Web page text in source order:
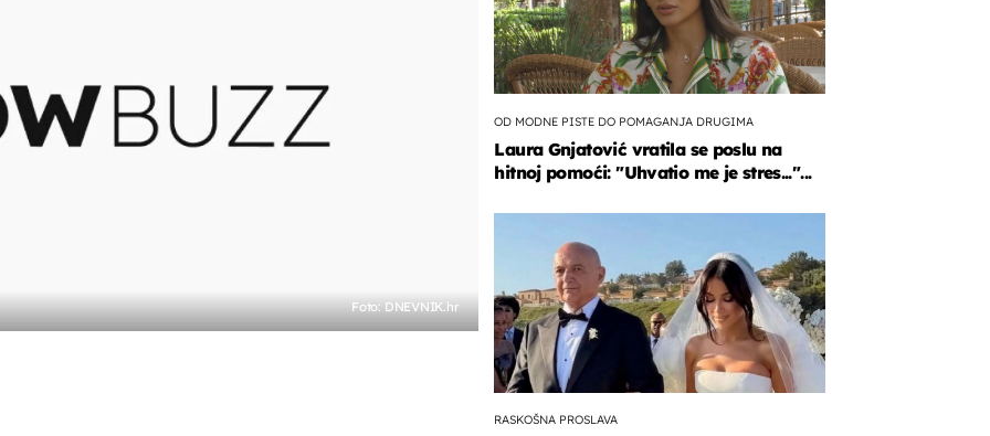
Foto: DNEVNIK.hr
OD MODNE PISTE DO POMAGANJA DRUGIMA
Laura Gnjatović vratila se poslu na
hitnoj pomoći: "Uhvatio me je stres..."...
RASKOŠNA PROSLAVA